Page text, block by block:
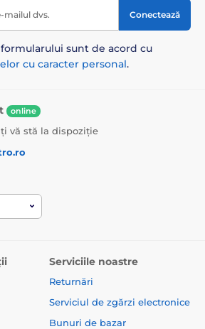
mailul dvs. Conectează
sunt de acord cu
cu caracter personal.
online
vă stă la dispoziție
Serviciile noastre
Returnări
Serviciul de zgărzi electronice
Bunuri de bazar